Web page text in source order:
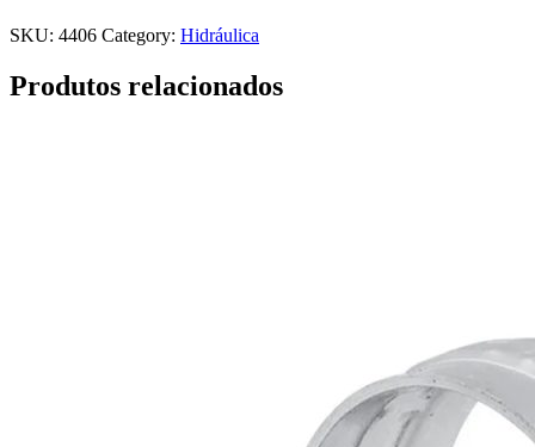
SKU: 4406 Category: Hidráulica
Produtos relacionados